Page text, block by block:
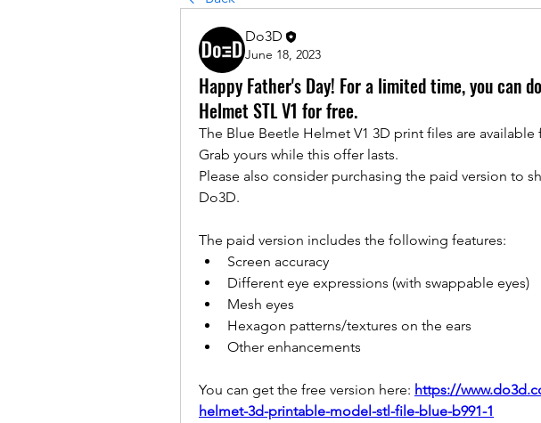
Do3D
June 18, 2023
Happy Father's Day! For a limited time, you can
Helmet STL V1 for free.
The Blue Beetle Helmet V1 3D print files are
Grab yours while this offer lasts.
Please also consider purchasing the paid version to
Do3D.
The paid version includes the following features:
Screen accuracy
Different eye expressions (with swappable eyes)
Mesh eyes
Hexagon patterns/textures on the ears
Other enhancements
You can get the free version here: https://
helmet-3d-printable-model-stl-file-blue-b991-1